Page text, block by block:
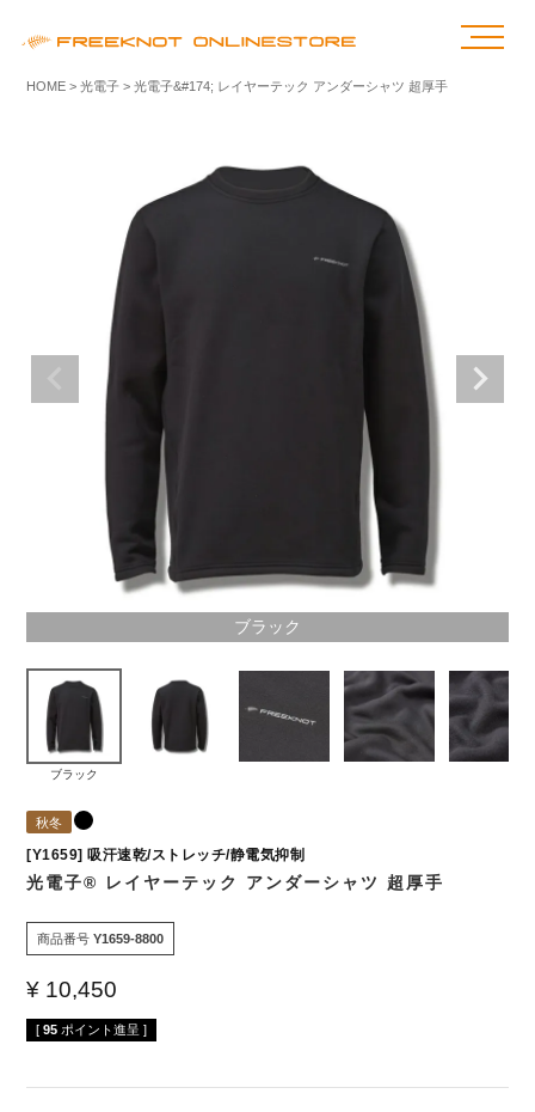
HOME 光電子 光電子&#174; レイヤーテック アンダーシャツ 超厚手
ブラック
ブラック
秋冬
[Y1659] 吸汗速乾/ストレッチ/静電気抑制
光電子® レイヤーテック アンダーシャツ 超厚手
商品番号 Y1659-8800
¥ 10,450
[ 95 ポイント進呈 ]